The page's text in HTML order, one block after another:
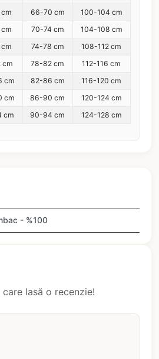
66-70 cm
100-104 cm
70-74 cm
104-108 cm
74-78 cm
108-112 cm
cm 78-82 cm
112-116 cm
cm 82-86 cm
116-120 cm
cm 86-90 cm
120-124 cm
cm 90-94 cm 124-128 cm
- %100
care lasă o recenzie!